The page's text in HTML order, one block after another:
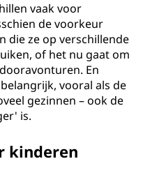
vaak voor
de voorkeur
die ze op verschillende
of het nu gaat om
En
vooral als de
gezinnen – ook de
is.
kinderen